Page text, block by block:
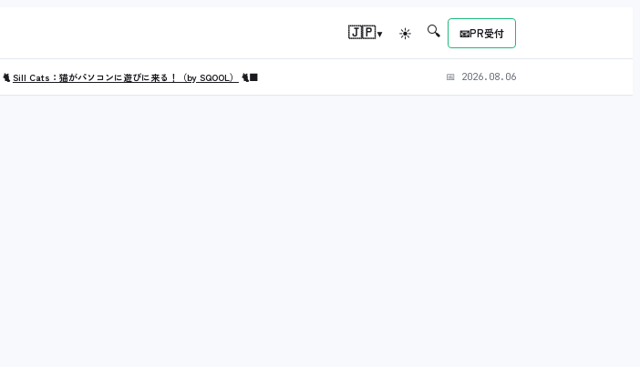
🇯🇵▾ ☀ 🔍 📧PR受付
🐈Sill Cats：猫がパソコンに遊びに来る！（by SQOOL） 🐈‍⬛ 📅 2026.08.06